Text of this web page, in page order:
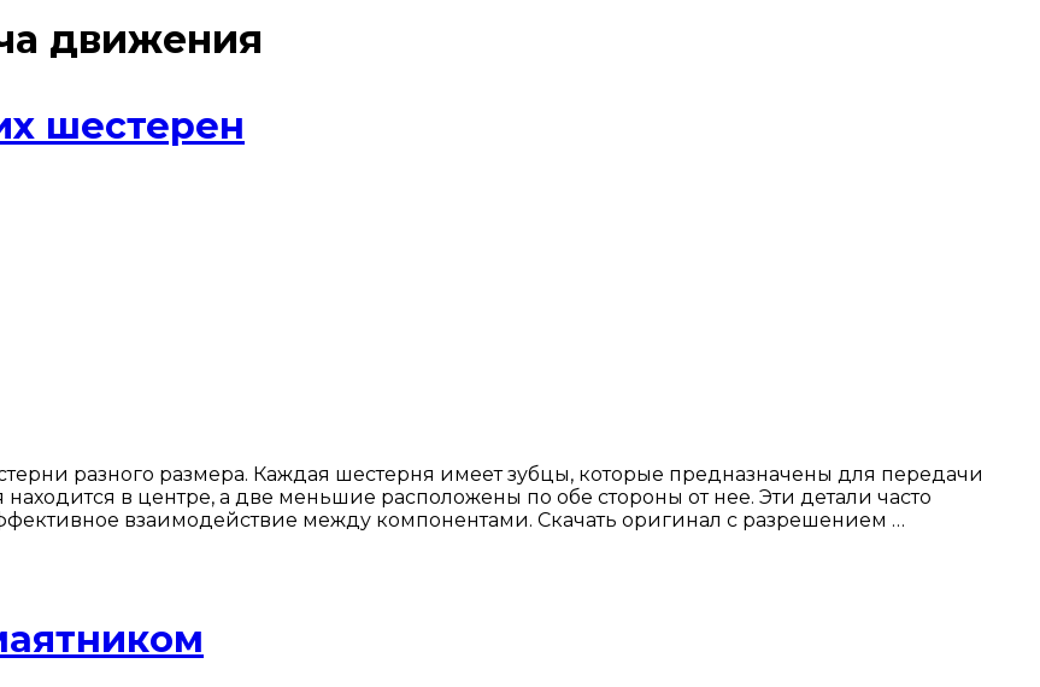
движения
шестерен
разного размера. Каждая шестерня имеет зубцы, которые предназначены для передачи
в центре, а две меньшие расположены по обе стороны от нее. Эти детали часто
взаимодействие между компонентами. Скачать оригинал с разрешением …